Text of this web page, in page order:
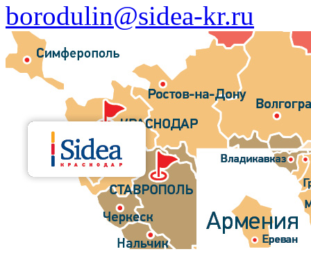
borodulin@sidea-kr.ru